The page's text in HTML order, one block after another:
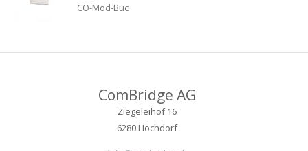
CO-Mod-Buc
ComBridge AG
Ziegeleihof 16
6280 Hochdorf